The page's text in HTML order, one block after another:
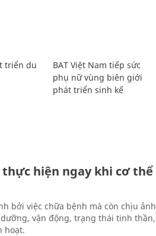
triển du
BAT Việt Nam tiếp sức
phụ nữ vùng biên giới
phát triển sinh kế
thực hiện ngay khi cơ thể
bởi việc chữa bệnh mà còn chịu ảnh
vận động, trạng thái tinh thần,
hoạt.